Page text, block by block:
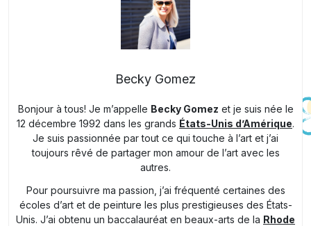
Becky Gomez
Bonjour à tous! Je m’appelle Becky Gomez et je suis née le
12 décembre 1992 dans les grands États-Unis d’Amérique.
Je suis passionnée par tout ce qui touche à l’art et j’ai
toujours rêvé de partager mon amour de l’art avec les
autres.
Pour poursuivre ma passion, j’ai fréquenté certaines des
écoles d’art et de peinture les plus prestigieuses des États-
Unis. J’ai obtenu un baccalauréat en beaux-arts de la Rhode